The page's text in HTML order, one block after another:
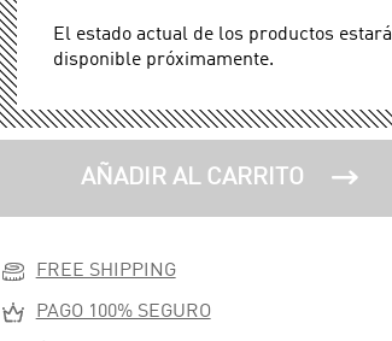
El estado actual de los productos estará
disponible próximamente.
AÑADIR AL CARRITO 
 FREE SHIPPING
 PAGO 100% SEGURO